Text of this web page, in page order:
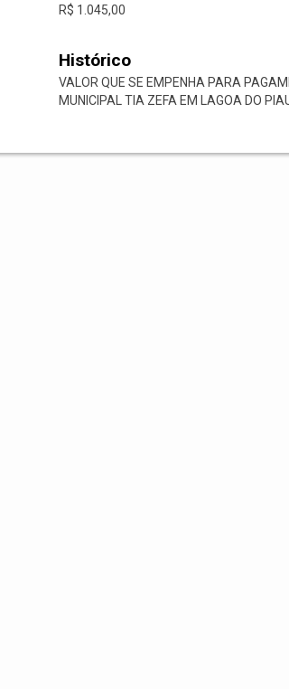
R$ 1.045,00
Histórico
VALOR QUE SE EMPENHA PARA
MUNICIPAL TIA ZEFA EM LAGOA DO